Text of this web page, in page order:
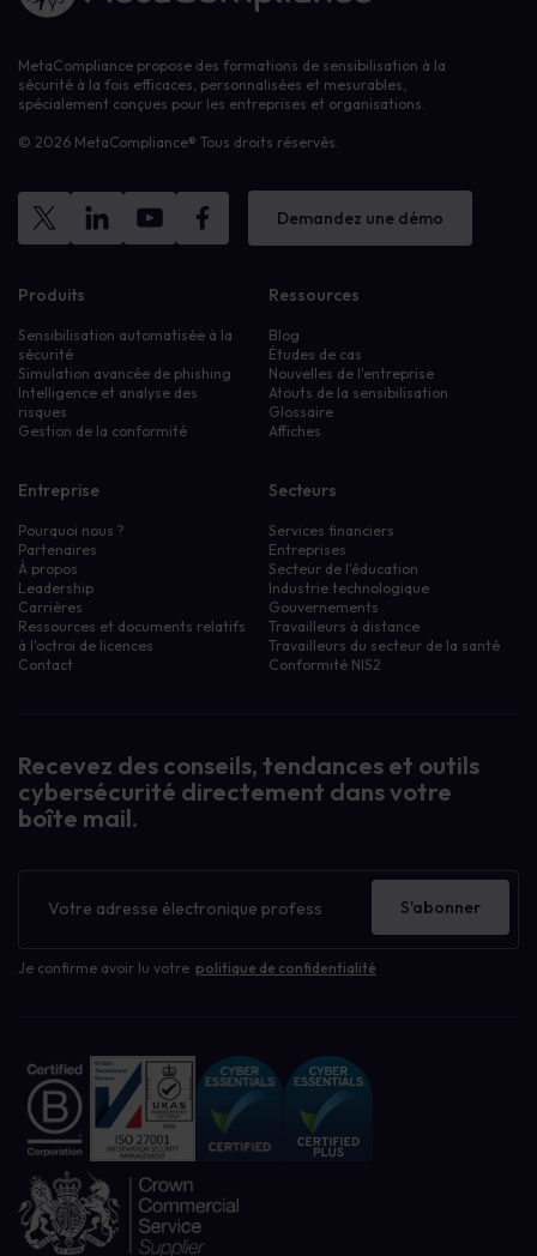
MetaCompliance propose des formations de sensibilisation à la
sécurité à la fois efficaces, personnalisées et mesurables,
spécialement conçues pour les entreprises et organisations.
© 2026 MetaCompliance® Tous droits réservés.
Demandez une démo
Produits
Sensibilisation automatisée à la
sécurité
Simulation avancée de phishing
Intelligence et analyse des
risques
Gestion de la conformité
Ressources
Blog
Études de cas
Nouvelles de l'entreprise
Atouts de la sensibilisation
Glossaire
Affiches
Entreprise
Pourquoi nous ?
Partenaires
À propos
Leadership
Carrières
Ressources et documents relatifs
à l'octroi de licences
Contact
Secteurs
Services financiers
Entreprises
Secteur de l'éducation
Industrie technologique
Gouvernements
Travailleurs à distance
Travailleurs du secteur de la santé
Conformité NIS2
Recevez des conseils, tendances et outils
cybersécurité directement dans votre
boîte mail.
d'information
Je confirme avoir lu votre politique de confidentialité
S'abonner